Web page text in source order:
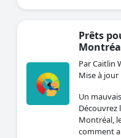
Prêts
Par Caitlin
Mise à jour
Un
Découvrez
Montréal,
comment